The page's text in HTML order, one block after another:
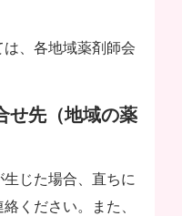
、各地域薬剤師会
せ先（地域の薬
じた場合、直ちに
ください。また、